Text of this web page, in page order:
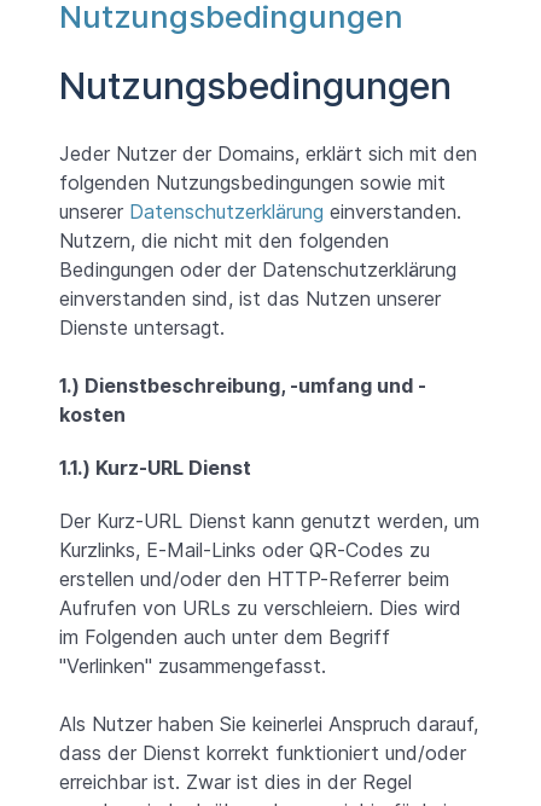
Nutzungsbedingungen
Nutzungsbedingungen
Jeder Nutzer der Domains, erklärt sich mit den
folgenden Nutzungsbedingungen sowie mit
unserer Datenschutzerklärung einverstanden.
Nutzern, die nicht mit den folgenden
Bedingungen oder der Datenschutzerklärung
einverstanden sind, ist das Nutzen unserer
Dienste untersagt.
1.) Dienstbeschreibung, -umfang und -
kosten
1.1.) Kurz-URL Dienst
Der Kurz-URL Dienst kann genutzt werden, um
Kurzlinks, E-Mail-Links oder QR-Codes zu
erstellen und/oder den HTTP-Referrer beim
Aufrufen von URLs zu verschleiern. Dies wird
im Folgenden auch unter dem Begriff
"Verlinken" zusammengefasst.
Als Nutzer haben Sie keinerlei Anspruch darauf,
dass der Dienst korrekt funktioniert und/oder
erreichbar ist. Zwar ist dies in der Regel